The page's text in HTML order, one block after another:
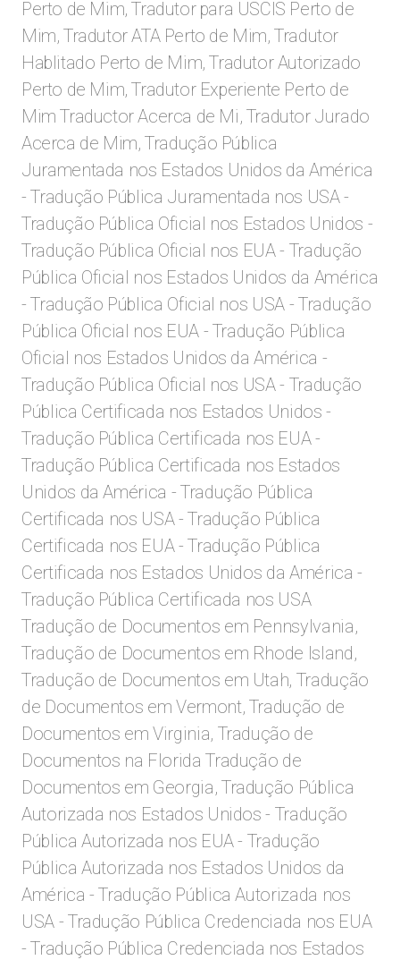
Perto de Mim, Tradutor para USCIS Perto de
Mim, Tradutor ATA Perto de Mim, Tradutor
Hablitado Perto de Mim, Tradutor Autorizado
Perto de Mim, Tradutor Experiente Perto de
Mim Traductor Acerca de Mi, Tradutor Jurado
Acerca de Mim, Tradução Pública
Juramentada nos Estados Unidos da América
- Tradução Pública Juramentada nos USA -
Tradução Pública Oficial nos Estados Unidos -
Tradução Pública Oficial nos EUA - Tradução
Pública Oficial nos Estados Unidos da América
- Tradução Pública Oficial nos USA - Tradução
Pública Oficial nos EUA - Tradução Pública
Oficial nos Estados Unidos da América -
Tradução Pública Oficial nos USA - Tradução
Pública Certificada nos Estados Unidos -
Tradução Pública Certificada nos EUA -
Tradução Pública Certificada nos Estados
Unidos da América - Tradução Pública
Certificada nos USA - Tradução Pública
Certificada nos EUA - Tradução Pública
Certificada nos Estados Unidos da América -
Tradução Pública Certificada nos USA
Tradução de Documentos em Pennsylvania,
Tradução de Documentos em Rhode Island,
Tradução de Documentos em Utah, Tradução
de Documentos em Vermont, Tradução de
Documentos em Virginia, Tradução de
Documentos na Florida Tradução de
Documentos em Georgia, Tradução Pública
Autorizada nos Estados Unidos - Tradução
Pública Autorizada nos EUA - Tradução
Pública Autorizada nos Estados Unidos da
América - Tradução Pública Autorizada nos
USA - Tradução Pública Credenciada nos EUA
- Tradução Pública Credenciada nos Estados